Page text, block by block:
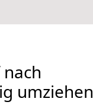
umziehen